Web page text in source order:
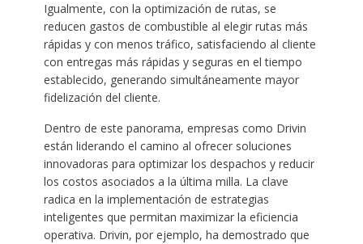
Igualmente, con la optimización de rutas, se
reducen gastos de combustible al elegir rutas más
rápidas y con menos tráfico, satisfaciendo al cliente
con entregas más rápidas y seguras en el tiempo
establecido, generando simultáneamente mayor
fidelización del cliente.
Dentro de este panorama, empresas como Drivin
están liderando el camino al ofrecer soluciones
innovadoras para optimizar los despachos y reducir
los costos asociados a la última milla. La clave
radica en la implementación de estrategias
inteligentes que permitan maximizar la eficiencia
operativa. Drivin, por ejemplo, ha demostrado que